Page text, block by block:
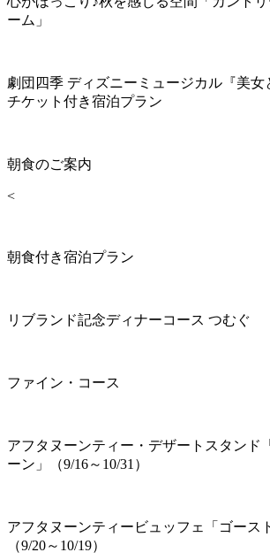
ーム」
劇団四季 ディズニーミュージカル『美
チケット付き宿泊プラン
朝食のご案内
<
朝食付き宿泊プラン
リブランド記念ディナーコース つむぐ
ファイン・コース
アフタヌーンティー・デザートスタンド
ーン」（9/16～10/31）
アフタヌーンティービュッフェ「ゴース
（9/20～10/19）